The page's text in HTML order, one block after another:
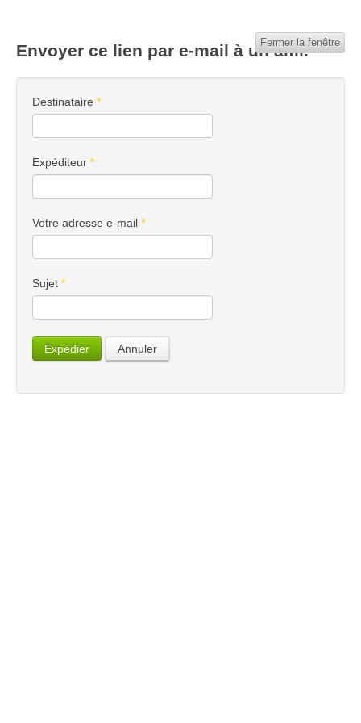
Envoyer ce lien par e-mail à un ami.
Fermer la fenêtre
Destinataire *
Expéditeur *
Votre adresse e-mail *
Sujet *
Expédier Annuler